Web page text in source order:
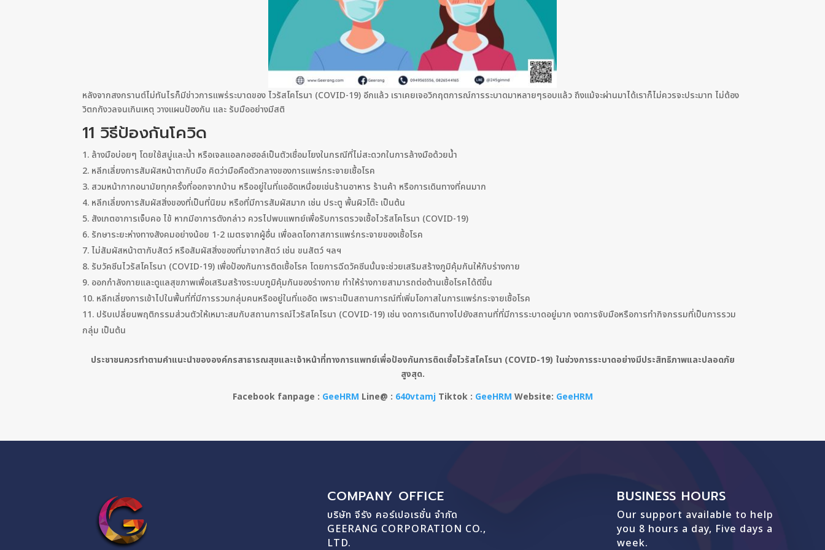
หลังจากสงกรานต์ไม่ทันไรก็มีข่าวการเเพร่ระบาดของ ไวรัสโคโรนา (COVID-19) อีกแล้ว เราเคยเจอวิกฤตการณ์การระบาดมาหลายๆรอบเเล้ว ถึงเเม้จะผ่านมาได้เราก็ไม่ควรจะประมาท ไม่ต้อง
วิตกกังวลจนเกินเหตุ วางแผนป้องกัน และ รับมืออย่างมีสติ
11 วิธีป้องกันโควิด
ล้างมือบ่อยๆ โดยใช้สบู่และน้ำ หรือเจลแอลกอฮอล์เป็นตัวเชื่อมโยงในกรณีที่ไม่สะดวกในการล้างมือด้วยน้ำ
หลีกเลี่ยงการสัมผัสหน้าตากับมือ คิดว่ามือคือตัวกลางของการแพร่กระจายเชื้อโรค
สวมหน้ากากอนามัยทุกครั้งที่ออกจากบ้าน หรืออยู่ในที่แออัดเหนื่อยเช่นร้านอาหาร ร้านค้า หรือการเดินทางที่คนมาก
หลีกเลี่ยงการสัมผัสสิ่งของที่เป็นที่นิยม หรือที่มีการสัมผัสมาก เช่น ประตู พื้นผิวโต๊ะ เป็นต้น
สังเกตอาการเจ็บคอ ไข้ หากมีอาการดังกล่าว ควรไปพบแพทย์เพื่อรับการตรวจเชื้อไวรัสโคโรนา (COVID-19)
รักษาระยะห่างทางสังคมอย่างน้อย 1-2 เมตรจากผู้อื่น เพื่อลดโอกาสการแพร่กระจายของเชื้อโรค
ไม่สัมผัสหน้าตากับสัตว์ หรือสัมผัสสิ่งของที่มาจากสัตว์ เช่น ขนสัตว์ ฯลฯ
รับวัคซีนไวรัสโคโรนา (COVID-19) เพื่อป้องกันการติดเชื้อโรค โดยการฉีดวัคซีนนั้นจะช่วยเสริมสร้างภูมิคุ้มกันให้กับร่างกาย
ออกกำลังกายและดูแลสุขภาพเพื่อเสริมสร้างระบบภูมิคุ้มกันของร่างกาย ทำให้ร่างกายสามารถต่อต้านเชื้อโรคได้ดีขึ้น
หลีกเลี่ยงการเข้าไปในพื้นที่ที่มีการรวมกลุ่มคนหรืออยู่ในที่แออัด เพราะเป็นสถานการณ์ที่เพิ่มโอกาสในการแพร่กระจายเชื้อโรค
ปรับเปลี่ยนพฤติกรรมส่วนตัวให้เหมาะสมกับสถานการณ์ไวรัสโคโรนา (COVID-19) เช่น งดการเดินทางไปยังสถานที่ที่มีการระบาดอยู่มาก งดการจับมือหรือการทำกิจกรรมที่เป็นการรวม
กลุ่ม เป็นต้น
ประชาชนควรทำตามคำแนะนำขององค์กรสาธารณสุขและเจ้าหน้าที่ทางการแพทย์เพื่อป้องกันการติดเชื้อไวรัสโคโรนา (COVID-19) ในช่วงการระบาดอย่างมีประสิทธิภาพและปลอดภัย
สูงสุด.
Facebook fanpage : GeeHRM Line@ : 640vtamjTiktok : GeeHRM Website: GeeHRM
COMPANY OFFICE
บริษัท จีรัง คอร์เปอเรชั่น จำกัด
GEERANG CORPORATION CO.,
LTD.
BUSINESS HOURS
Our support available to help
you 8 hours a day, Five days a
week.